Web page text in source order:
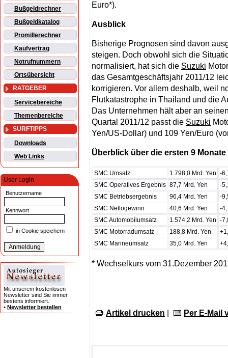
Bußgeldrechner
Bußgeldkatalog
Promillerechner
Kaufvertrag
Notrufnummern
Ortsübersicht
RATGEBER
Servicebereiche
Themenbereiche
SURFTIPPS
Downloads
Web Links
User Login
Benutzername
Kennwort
in Cookie speichern
Mit unserem kostenlosen
Newsletter sind Sie immer
bestens informiert.
• Newsletter bestellen
Euro*).
Ausblick
Bisherige Prognosen sind davon
steigen. Doch obwohl sich die
normalisiert, hat sich die Suzuki
das Gesamtgeschäftsjahr 2011/12
korrigieren. Vor allem deshalb, weil
Flutkatastrophe in Thailand und die
Das Unternehmen hält aber an
Quartal 2011/12 passt die Suzuki
Yen/US-Dollar) und 109 Yen/Euro
Überblick über die ersten 9
SMC Umsatz 1.798,0 Mrd. Yen -
SMC Operatives Ergebnis 87,7 Mrd. Yen
-
SMC Betriebsergebnis
96,4 Mrd. Yen
-
SMC Nettogewinn
40,6 Mrd. Yen
-
SMC Automobilumsatz
1.574,2 Mrd. Yen -
SMC Motorradumsatz
188,8 Mrd. Yen
SMC Marineumsatz
35,0 Mrd. Yen
* Wechselkurs vom 31.Dezember
Artikel drucken Per E-Mail